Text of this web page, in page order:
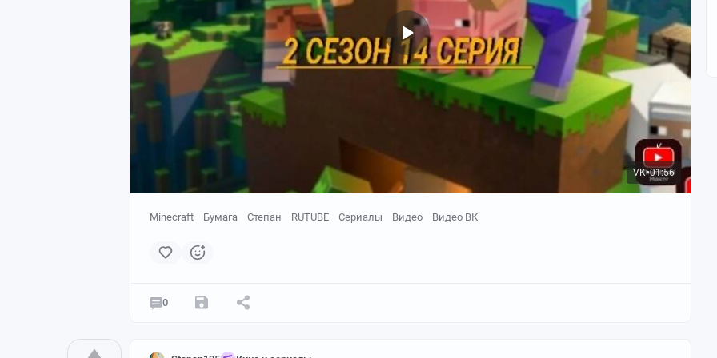
VK●01:56
Minecraft Бумага Степан RUTUBE Сериалы Видео Видео ВК
0